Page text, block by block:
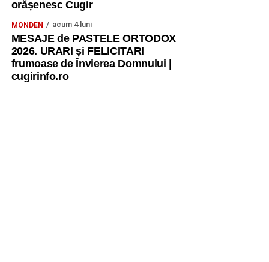
orășenesc Cugir
MONDEN acum 4 luni
MESAJE de PASTELE ORTODOX
2026. URARI și FELICITARI
frumoase de Învierea Domnului |
cugirinfo.ro